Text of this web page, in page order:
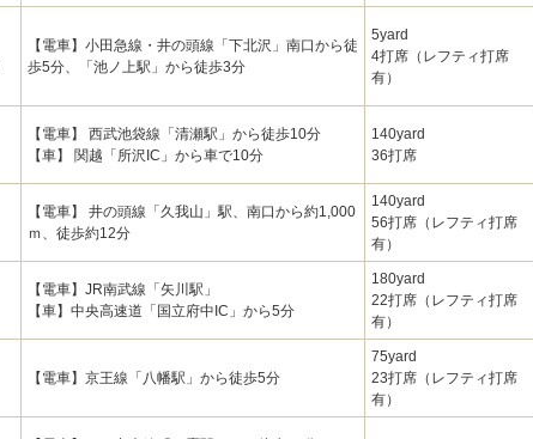
【電車】小田急線・井の頭線「下北沢」南口から徒
歩5分、「池ノ上駅」から徒歩3分
5yard
4打席（レフティ打席
有）
【電車】 西武池袋線「清瀬駅」から徒歩10分
【車】 関越「所沢IC」から車で10分
140yard
36打席
【電車】 井の頭線「久我山」駅、南口から約1,000
ｍ、徒歩約12分
140yard
56打席（レフティ打席
有）
【電車】JR南武線「矢川駅」
【車】中央高速道「国立府中IC」から5分
180yard
22打席（レフティ打席
有）
【電車】京王線「八幡駅」から徒歩5分
75yard
23打席（レフティ打席
有）